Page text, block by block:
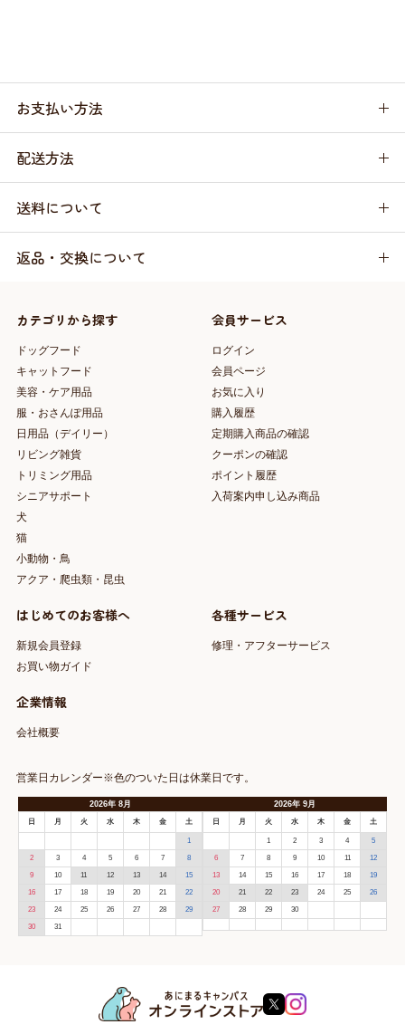
お支払い方法
配送方法
送料について
返品・交換について
カテゴリから探す
ドッグフード
キャットフード
美容・ケア用品
服・おさんぽ用品
日用品（デイリー）
リビング雑貨
トリミング用品
シニアサポート
犬
猫
小動物・鳥
アクア・爬虫類・昆虫
会員サービス
ログイン
会員ページ
お気に入り
購入履歴
定期購入商品の確認
クーポンの確認
ポイント履歴
入荷案内申し込み商品
はじめてのお客様へ
新規会員登録
お買い物ガイド
各種サービス
修理・アフターサービス
企業情報
会社概要
営業日カレンダー※色のついた日は休業日です。
2026年 8月
日 月 火 水 木 金 土
1
2 3 4 5 6 7 8
9 10 11 12 13 14 15
16 17 18 19 20 21 22
23 24 25 26 27 28 29
30 31
2026年9月
日 月 火 水 木 金 土
1 2 3 4 5
6 7 8 9 10 11 12
13 14 15 16 17 18 19
20 21 22 23 24 25 26
27 28 29 30